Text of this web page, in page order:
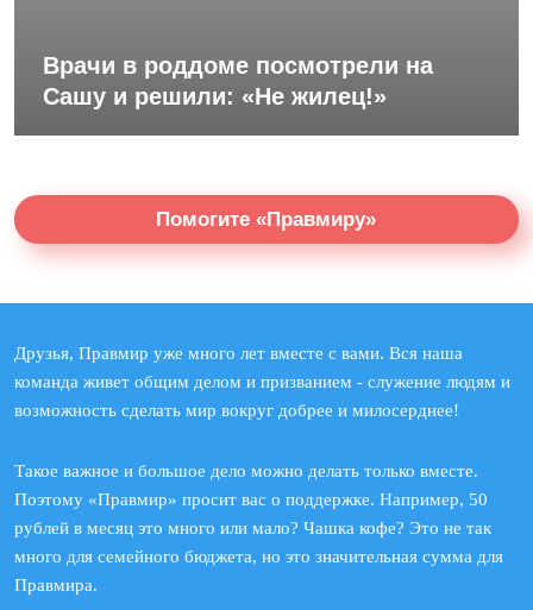
Врачи в роддоме посмотрели на
Сашу и решили: «Не жилец!»
Помогите «Правмиру»
Друзья, Правмир уже много лет вместе с вами. Вся наша
команда живет общим делом и призванием - служение людям и
возможность сделать мир вокруг добрее и милосерднее!
Такое важное и большое дело можно делать только вместе.
Поэтому «Правмир» просит вас о поддержке. Например, 50
рублей в месяц это много или мало? Чашка кофе? Это не так
много для семейного бюджета, но это значительная сумма для
Правмира.